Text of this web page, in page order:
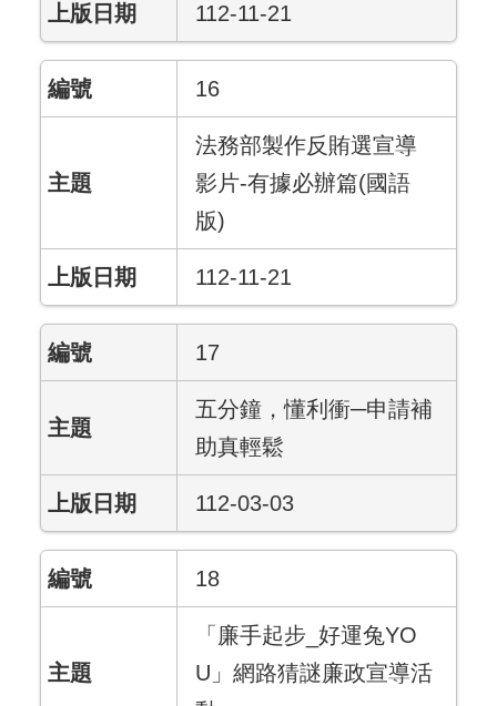
112-11-21
16
法務部製作反賄選宣導
影片-有據必辦篇(國語
版)
112-11-21
17
五分鐘，懂利衝─申請補
助真輕鬆
112-03-03
18
「廉手起步_好運兔YO
U」網路猜謎廉政宣導活